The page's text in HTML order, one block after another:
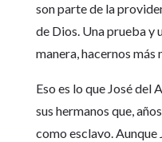
son parte de la
de Dios. Una prueba y
manera, hacernos más
Eso es lo que José del
sus hermanos que,
como esclavo.